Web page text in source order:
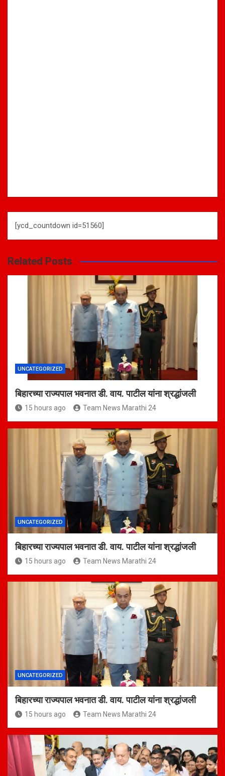
[ycd_countdown id=51560]
Related Posts
UNCATEGORIZED
बिहारच्या राज्यपाल भवनात डी. वाय. पाटील यांना श्रद्धांजली
15 hours ago Team News Marathi 24
UNCATEGORIZED
बिहारच्या राज्यपाल भवनात डी. वाय. पाटील यांना श्रद्धांजली
15 hours ago Team News Marathi 24
UNCATEGORIZED
बिहारच्या राज्यपाल भवनात डी. वाय. पाटील यांना श्रद्धांजली
15 hours ago Team News Marathi 24